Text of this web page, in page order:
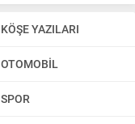
KÖŞE YAZILARI
OTOMOBIL
SPOR